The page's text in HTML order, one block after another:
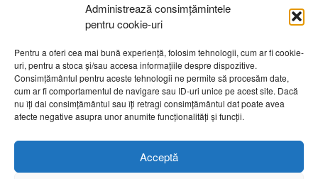
Administrează consimțămintele
pentru cookie-uri
Pentru a oferi cea mai bună experiență, folosim tehnologii, cum ar fi cookie-
uri, pentru a stoca și/sau accesa informațiile despre dispozitive.
Consimțământul pentru aceste tehnologii ne permite să procesăm date,
cum ar fi comportamentul de navigare sau ID-uri unice pe acest site. Dacă
nu îți dai consimțământul sau îți retragi consimțământul dat poate avea
afecte negative asupra unor anumite funcționalități și funcții.
Acceptă
Despre noi Publicitate Contact
Politică de confidențialitate
Cod Deontologic
Grila de programe
Daca sunteti martorul unor evenimente importante vă rugăm
să ne contactați pe email:telembotosani.tv@gmail.com